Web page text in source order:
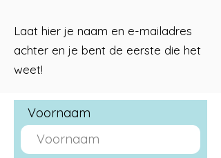
Laat hier je naam en e-mailadres
achter en je bent de eerste die het
weet!
Voornaam